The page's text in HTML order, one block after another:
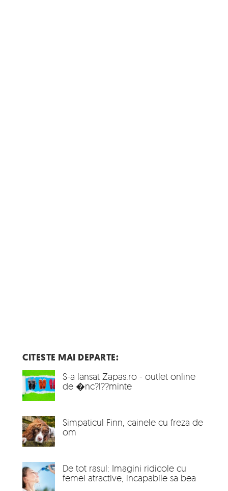
CITESTE MAI DEPARTE:
S-a lansat Zapas.ro - outlet online
de �nc?l??minte
Simpaticul Finn, cainele cu freza de
om
De tot rasul: Imagini ridicole cu
femei atractive, incapabile sa bea